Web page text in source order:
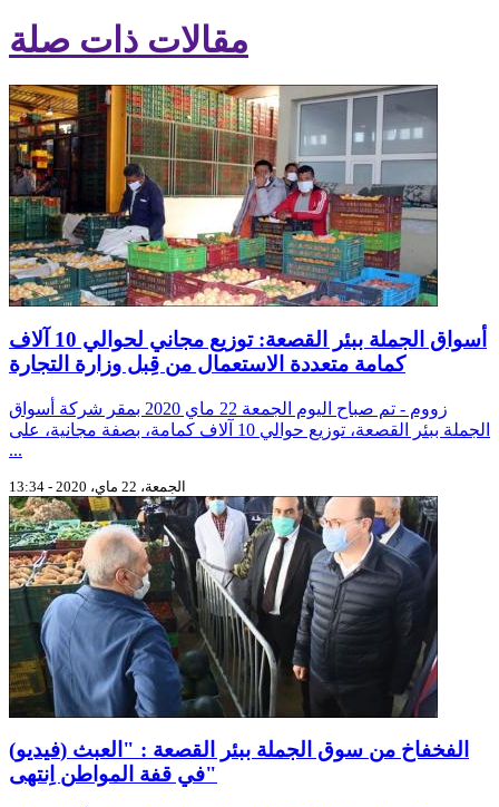
مقالات ذات صلة
أسواق الجملة ببئر القصعة: توزيع مجاني لحوالي 10 آلاف
كمامة متعددة الاستعمال من قِبل وزارة التجارة
زووم - تم صباح اليوم الجمعة 22 ماي 2020 بمقر شركة أسواق
الجملة ببئر القصعة، توزيع حوالي 10 آلاف كمامة، بصفة مجانية، على
...
الجمعة، 22 ماي، 2020 - 13:34
(فيديو) الفخفاخ من سوق الجملة ببئر القصعة : "العبث
في قفة المواطن اِنتهى"